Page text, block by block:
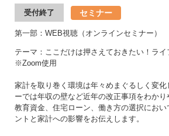
受付終了 セミナー
第一部：WEB視聴（オンラインセミナー）
テーマ：ここだけは押さえておきたい！ラ
※Zoom使用
家計を取り巻く環境は年々めまぐるしく変
ーでは年収の壁など近年の改正事項をわかり
教育資金、住宅ローン、働き方の選択におい
ントと家計への影響をお伝えします。